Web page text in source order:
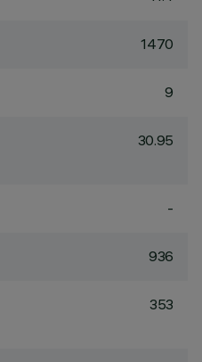
1470
9
30.95
-
936
353